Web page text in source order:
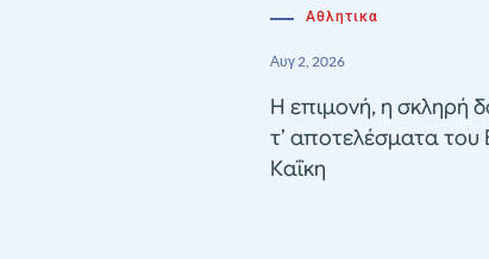
Αθλητικα
Αυγ 2, 2026
Η επιμονή, η σκληρή
τ’ αποτελέσματα του
Καΐκη